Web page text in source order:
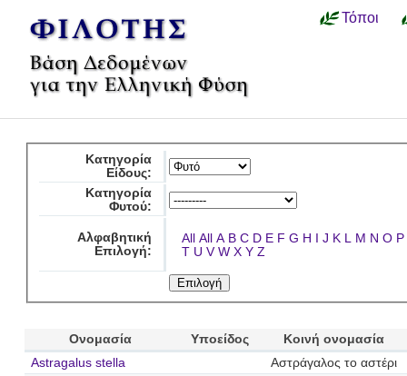
Τόποι
Κατηγορία
Είδους:
Κατηγορία
Φυτού:
Αλφαβητική
Επιλογή:
All All A B C D E F G H I J K L M N O P
T U V W X Y Z
Ονομασία Υποείδος
Κοινή ονομασία
Astragalus stella
Αστράγαλος το αστέρι